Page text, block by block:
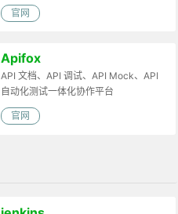
官网
Apifox
API 文档、API 调试、API Mock、API
自动化测试一体化协作平台
官网